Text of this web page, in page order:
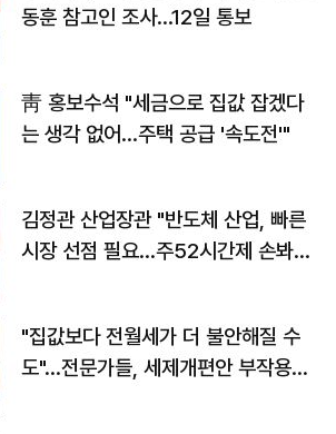
동훈 참고인 조사...12일 통보
靑 홍보수석 "세금으로 집값 잡겠다
는 생각 없어…주택 공급 '속도전'"
김정관 산업장관 "반도체 산업, 빠른
시장 선점 필요…주52시간제 손봐
"집값보다 전월세가 더 불안해질 수
도"…전문가들, 세제개편안 부작용